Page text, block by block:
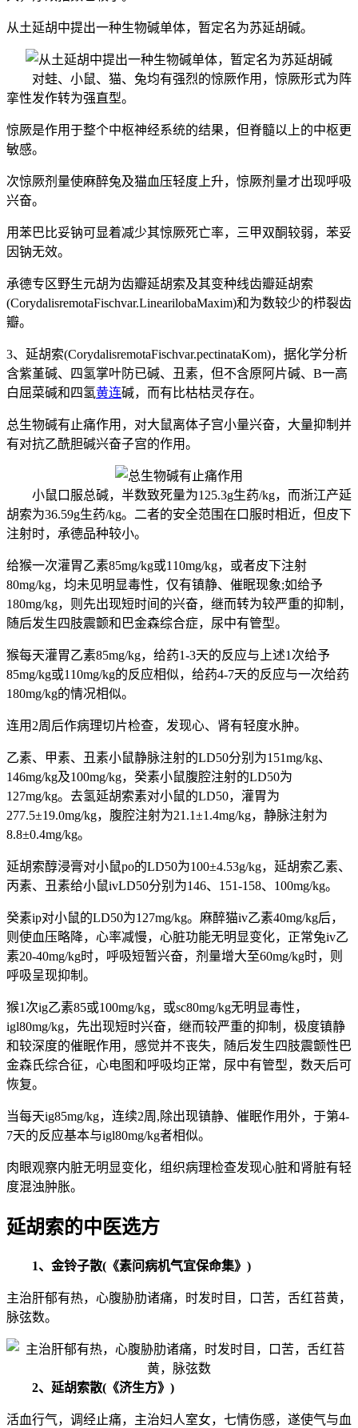
从土延胡中提出一种生物碱单体，暂定名为苏延胡碱。
对蛙、小鼠、猫、兔均有强烈的惊厥作用，惊厥形式为阵
挛性发作转为强直型。
惊厥是作用于整个中枢神经系统的结果，但脊髓以上的中枢更
敏感。
次惊厥剂量使麻醉兔及猫血压轻度上升，惊厥剂量才出现呼吸
兴奋。
用苯巴比妥钠可显着减少其惊厥死亡率，三甲双酮较弱，苯妥
因钠无效。
承德专区野生元胡为齿瓣延胡索及其变种线齿瓣延胡索
(CorydalisremotaFischvar.LinearilobaMaxim)和为数较少的栉裂齿
瓣。
3、延胡索(CorydalisremotaFischvar.pectinataKom)，据化学分析
含紫堇碱、四氢掌叶防已碱、丑素，但不含原阿片碱、B一高
白屈菜碱和四氢黄连碱，而有比枯枯灵存在。
总生物碱有止痛作用，对大鼠离体子宫小量兴奋，大量抑制并
有对抗乙酰胆碱兴奋子宫的作用。
小鼠口服总碱，半数致死量为125.3g生药/kg，而浙江产延
胡索为36.59g生药/kg。二者的安全范围在口服时相近，但皮下
注射时，承德品种较小。
给猴一次灌胃乙素85mg/kg或110mg/kg，或者皮下注射
80mg/kg，均未见明显毒性，仅有镇静、催眠现象;如给予
180mg/kg，则先出现短时间的兴奋，继而转为较严重的抑制，
随后发生四肢震颤和巴金森综合症，尿中有管型。
猴每天灌胃乙素85mg/kg，给药1-3天的反应与上述1次给予
85mg/kg或110mg/kg的反应相似，给药4-7天的反应与一次给药
180mg/kg的情况相似。
连用2周后作病理切片检查，发现心、肾有轻度水肿。
乙素、甲素、丑素小鼠静脉注射的LD50分别为151mg/kg、
146mg/kg及100mg/kg，癸素小鼠腹腔注射的LD50为
127mg/kg。去氢延胡索素对小鼠的LD50，灌胃为
277.5±19.0mg/kg，腹腔注射为21.1±1.4mg/kg，静脉注射为
8.8±0.4mg/kg。
延胡索醇浸膏对小鼠po的LD50为100±4.53g/kg，延胡索乙素、
丙素、丑素给小鼠ivLD50分别为146、151-158、100mg/kg。
癸素ip对小鼠的LD50为127mg/kg。麻醉猫iv乙素40mg/kg后，
则使血压略降，心率减慢，心脏功能无明显变化，正常兔iv乙
素20-40mg/kg时，呼吸短暂兴奋，剂量增大至60mg/kg时，则
呼吸呈现抑制。
猴1次ig乙素85或100mg/kg，或sc80mg/kg无明显毒性，
igl80mg/kg，先出现短时兴奋，继而较严重的抑制，极度镇静
和较深度的催眠作用，感觉并不丧失，随后发生四肢震颤性巴
金森氏综合征，心电图和呼吸均正常，尿中有管型，数天后可
恢复。
当每天ig85mg/kg，连续2周,除出现镇静、催眠作用外，于第4-
7天的反应基本与igl80mg/kg者相似。
肉眼观察内脏无明显变化，组织病理检查发现心脏和肾脏有轻
度混浊肿胀。
延胡索的中医选方
1、金铃子散(《素问病机气宜保命集》)
主治肝郁有热，心腹胁肋诸痛，时发时目，口苦，舌红苔黄，
脉弦数。
2、延胡索散(《济生方》)
活血行气，调经止痛，主治妇人室女，七情伤感，遂使气与血